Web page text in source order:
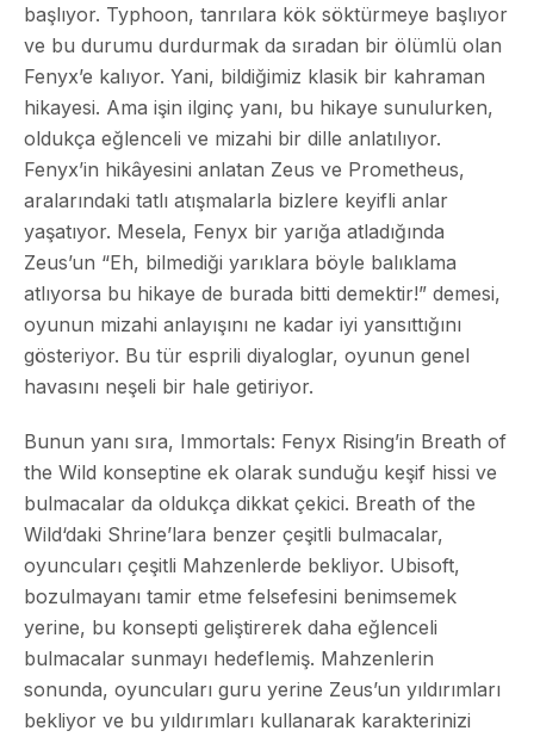
başlıyor. Typhoon, tanrılara kök söktürmeye başlıyor
ve bu durumu durdurmak da sıradan bir ölümlü olan
Fenyx’e kalıyor. Yani, bildiğimiz klasik bir kahraman
hikayesi. Ama işin ilginç yanı, bu hikaye sunulurken,
oldukça eğlenceli ve mizahi bir dille anlatılıyor.
Fenyx’in hikâyesini anlatan Zeus ve Prometheus,
aralarındaki tatlı atışmalarla bizlere keyifli anlar
yaşatıyor. Mesela, Fenyx bir yarığa atladığında
Zeus’un “Eh, bilmediği yarıklara böyle balıklama
atlıyorsa bu hikaye de burada bitti demektir!” demesi,
oyunun mizahi anlayışını ne kadar iyi yansıttığını
gösteriyor. Bu tür esprili diyaloglar, oyunun genel
havasını neşeli bir hale getiriyor.
Bunun yanı sıra, Immortals: Fenyx Rising’in Breath of
the Wild konseptine ek olarak sunduğu keşif hissi ve
bulmacalar da oldukça dikkat çekici. Breath of the
Wild‘daki Shrine’lara benzer çeşitli bulmacalar,
oyuncuları çeşitli Mahzenlerde bekliyor. Ubisoft,
bozulmayanı tamir etme felsefesini benimsemek
yerine, bu konsepti geliştirerek daha eğlenceli
bulmacalar sunmayı hedeflemiş. Mahzenlerin
sonunda, oyuncuları guru yerine Zeus’un yıldırımları
bekliyor ve bu yıldırımları kullanarak karakterinizi